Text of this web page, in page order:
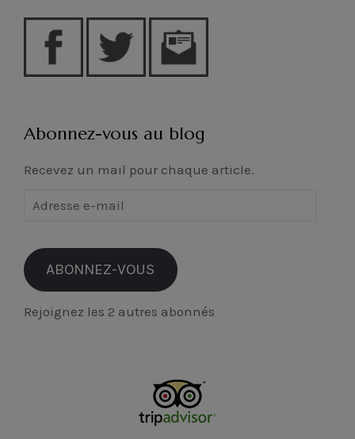
Abonnez-vous au blog
Recevez un mail pour chaque article.
e-
ABONNEZ-VOUS
Rejoignez les 2 autres abonnés